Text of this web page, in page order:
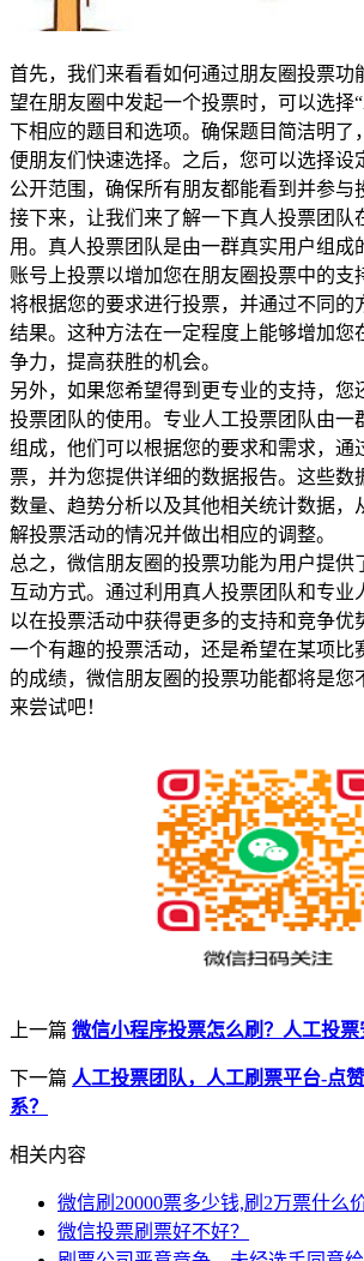
首先，我们来看看如何通过朋友圈投票功
望在朋友圈中发起一个投票时，可以选择
下相应的题目和选项。确保题目简洁明了
便朋友们快速选择。之后，您可以选择设
公开范围，确保所有朋友都能看到并参与
接下来，让我们来了解一下真人投票团队
用。真人投票团队是由一群真实用户组成
账号上投票以增加您在朋友圈投票中的支
将根据您的要求进行投票，并通过不同的
结果。这种方法在一定程度上能够增加您
争力，提高获胜的机会。
另外，如果您希望得到更专业的支持，您
投票团队的使用。专业人工投票团队由一
组成，他们可以根据您的要求和需求，通
票，并为您提供详细的数据报告。这些数
数量、趋势分析以及其他相关统计数据，
解投票活动的情况并做出相应的调整。
总之，微信朋友圈的投票功能为用户提供
互动方式。通过利用真人投票团队和专业
以在投票活动中获得更多的支持和竞争优
一个有趣的投票活动，还是希望在某项比
的成绩，微信朋友圈的投票功能都将是您
来尝试吧！
上一篇 微信小程序投票怎么刷？人工投票
下一篇 人工投票团队，人工刷票平台-点
系？
相关内容
微信刷20000票多少钱,刷2万票什么
微信投票刷票好不好？